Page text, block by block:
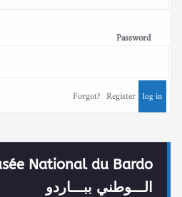
Password
Forgot? Register
الـــوطني ببـــاردو